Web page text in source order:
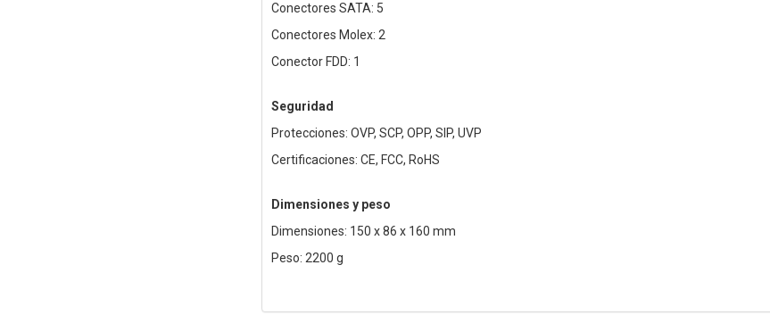
Conectores SATA: 5
Conectores Molex: 2
Conector FDD: 1
Seguridad
Protecciones: OVP, SCP, OPP, SIP, UVP
Certificaciones: CE, FCC, RoHS
Dimensiones y peso
Dimensiones: 150 x 86 x 160 mm
Peso: 2200 g